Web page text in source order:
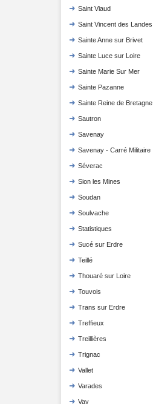
Saint Viaud
Saint Vincent des Landes
Sainte Anne sur Brivet
Sainte Luce sur Loire
Sainte Marie Sur Mer
Sainte Pazanne
Sainte Reine de Bretagne
Sautron
Savenay
Savenay - Carré Militaire
Séverac
Sion les Mines
Soudan
Soulvache
Statistiques
Sucé sur Erdre
Teillé
Thouaré sur Loire
Touvois
Trans sur Erdre
Treffieux
Treillières
Trignac
Vallet
Varades
Vay